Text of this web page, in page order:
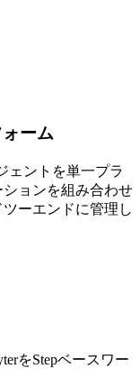
ーム
ェントを単一プラ
ョンを組み合わせ
ーエンドに管理し
をStepベースワー